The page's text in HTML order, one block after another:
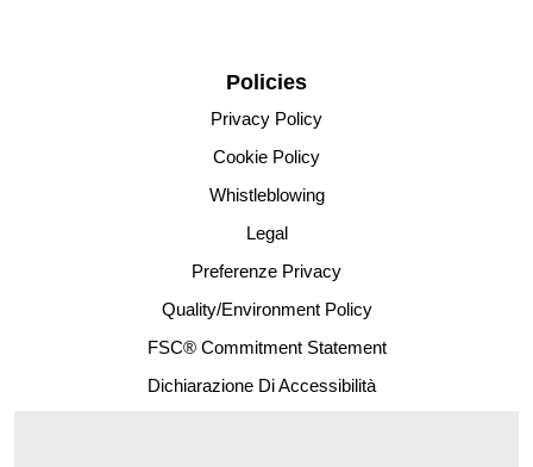
Policies
Privacy Policy
Cookie Policy
Whistleblowing
Legal
Preferenze Privacy
Quality/Environment Policy
FSC® Commitment Statement
Dichiarazione Di Accessibilità